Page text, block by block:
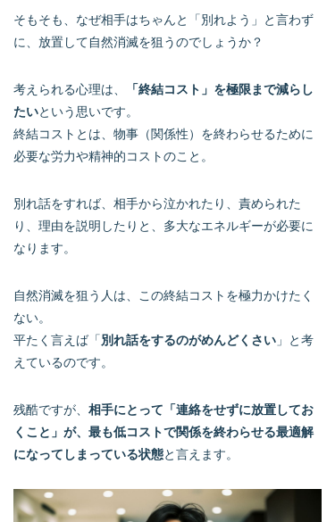
そもそも、なぜ相手はちゃんと「別れよう」と言わず
に、放置して自然消滅を狙うのでしょうか？
考えられる心理は、
「終結コスト」を極限まで減らし
たいという思いです。
終結コストとは、物事（関係性）を終わらせるために
必要な労力や精神的コストのこと。
別れ話をすれば、相手から泣かれたり、責められた
り、理由を説明したりと、多大なエネルギーが必要に
なります。
自然消滅を狙う人は、この終結コストを極力かけたく
ない。
平たく言えば「別れ話をするのがめんどくさい 」と考
えているのです。
残酷ですが、 相手にとって「連絡をせずに放置してお
くこと」が、最も低コストで関係を終わらせる最適解
になってしまっている状態と言えます。